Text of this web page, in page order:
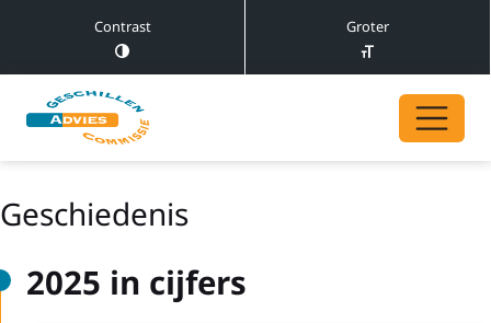
Contrast Groter
Geschiedenis
2025 in cijfers